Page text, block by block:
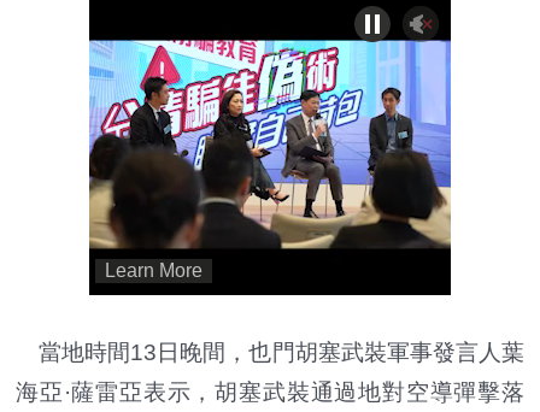
當地時間13日晚間，也門胡塞武裝軍事發言人葉
海亞·薩雷亞表示，胡塞武裝通過地對空導彈擊落